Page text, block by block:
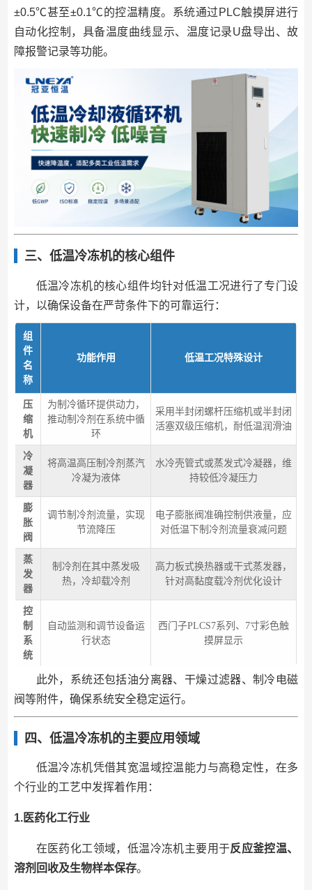
±0.5℃甚至±0.1℃的控温精度。系统通过PLC触摸屏进行
自动化控制，具备温度曲线显示、温度记录U盘导出、故
障报警记录等功能。
三、低温冷冻机的核心组件
低温冷冻机的核心组件均针对低温工况进行了专门设
计，以确保设备在严苛条件下的可靠运行：
组
件
名
称
功能作用 低温工况特殊设计
压
缩
机
为制冷循环提供动力，
推动制冷剂在系统中循
环
采用半封闭螺杆压缩机或半封闭
活塞双级压缩机，耐低温润滑油
冷
凝
器
将高温高压制冷剂蒸汽
冷凝为液体
水冷壳管式或蒸发式冷凝器，维
持较低冷凝压力
膨
胀
阀
调节制冷剂流量，实现
节流降压
电子膨胀阀准确控制供液量，应
对低温下制冷剂流量衰减问题
蒸
发
器
制冷剂在其中蒸发吸
热，冷却载冷剂
高力板式换热器或干式蒸发器，
针对高黏度载冷剂优化设计
控
制
系
统
自动监测和调节设备运
行状态
西门子PLCS7系列、7寸彩色触
摸屏显示
此外，系统还包括油分离器、干燥过滤器、制冷电磁
阀等附件，确保系统安全稳定运行。
四、低温冷冻机的主要应用领域
低温冷冻机凭借其宽温域控温能力与高稳定性，在多
个行业的工艺中发挥着作用：
1.医药化工行业
在医药化工领域，低温冷冻机主要用于反应釜控温、
溶剂回收及生物样本保存。